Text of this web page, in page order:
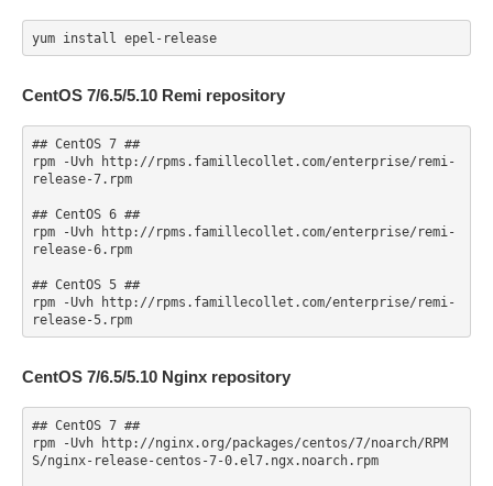
yum install epel-release
CentOS 7/6.5/5.10 Remi repository
## CentOS 7 ##
rpm -Uvh http://rpms.famillecollet.com/enterprise/remi-
release-7.rpm
## CentOS 6 ##
rpm -Uvh http://rpms.famillecollet.com/enterprise/remi-
release-6.rpm
## CentOS 5 ##
rpm -Uvh http://rpms.famillecollet.com/enterprise/remi-
release-5.rpm
CentOS 7/6.5/5.10 Nginx repository
## CentOS 7 ##
rpm -Uvh http://nginx.org/packages/centos/7/noarch/RPM
S/nginx-release-centos-7-0.el7.ngx.noarch.rpm